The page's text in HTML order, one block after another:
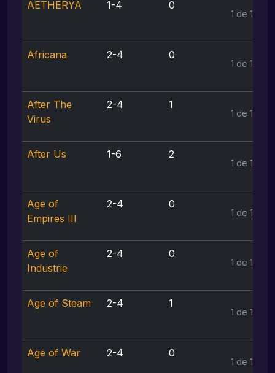
AETHERYA 1-4 0
1 de 1
Africana 2-4 0
1 de 1
After The
Virus
2-4 1
1 de 1
After Us 1-6 2
1 de 1
Age of
Empires III
2-4 0
1 de 1
Age of
Industrie
2-4 0
1 de 1
Age of Steam 2-4 1
1 de 1
Age of War 2-4 0
1 de 1